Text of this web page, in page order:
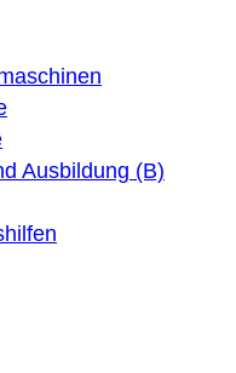
Ausbildung (B)